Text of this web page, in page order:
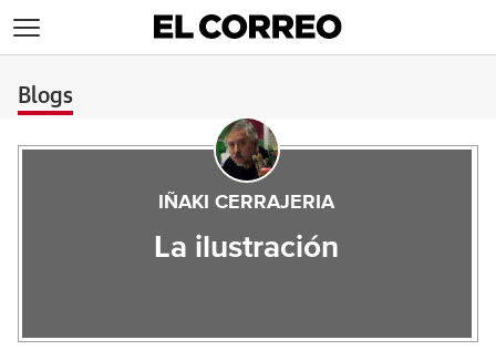
Blogs
IÑAKI CERRAJERIA
La ilustración